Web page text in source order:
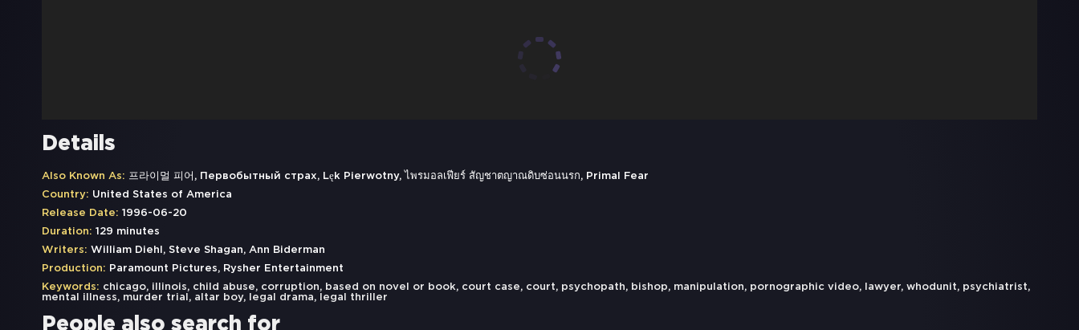
Details
Also Known As: 프라이멀 피어, Первобытный страх, Lęk Pierwotny, ไพรมอลเฟียร์ สัญชาตญาณดิบซ่อนนรก, Primal Fear
Country: United States of America
Release Date: 1996-06-20
Duration: 129 minutes
Writers: William Diehl, Steve Shagan, Ann Biderman
Production: Paramount Pictures, Rysher Entertainment
Keywords: chicago, illinois, child abuse, corruption, based on novel or book, court case, court, psychopath, bishop, manipulation, pornographic video, lawyer, whodunit, psychiatrist,
mental illness, murder trial , altar boy, legal drama, legal thriller
People also search for